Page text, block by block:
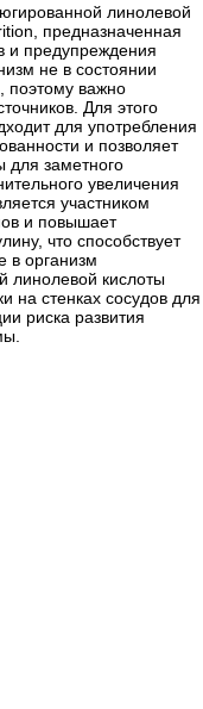
линолевой
предназначенная
и предупреждения
не в состоянии
поэтому важно
Для этого
для употребления
и позволяет
для заметного
увеличения
участником
и повышает
что способствует
в организм
линолевой кислоты
на стенках сосудов для
риска развития